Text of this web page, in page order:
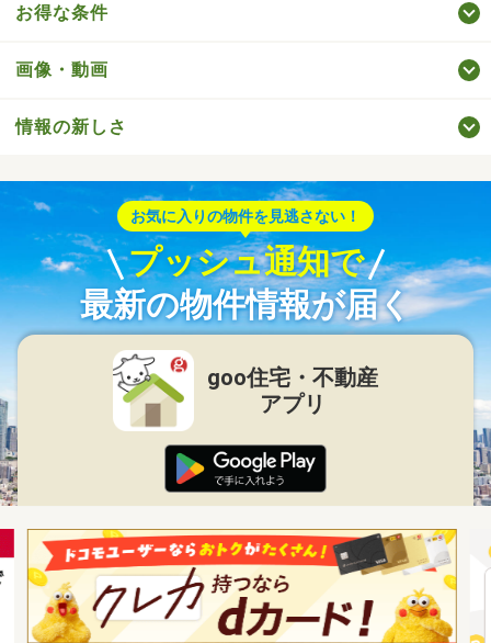
お得な条件
画像・動画
情報の新しさ
お気に入りの物件を見逃さない！
プッシュ通知で
最新の物件情報が届く
goo住宅・不動産
アプリ